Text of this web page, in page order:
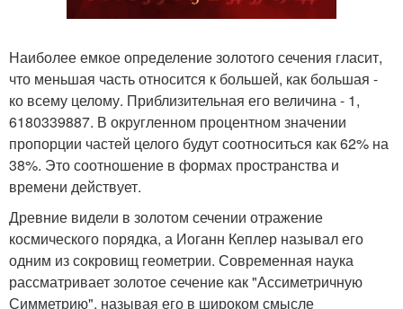
Наиболее емкое определение золотого сечения гласит,
что меньшая часть относится к большей, как большая -
ко всему целому. Приблизительная его величина - 1,
6180339887. В округленном процентном значении
пропорции частей целого будут соотноситься как 62% на
38%. Это соотношение в формах пространства и
времени действует.
Древние видели в золотом сечении отражение
космического порядка, а Иоганн Кеплер называл его
одним из сокровищ геометрии. Современная наука
рассматривает золотое сечение как "Ассиметричную
Симметрию", называя его в широком смысле